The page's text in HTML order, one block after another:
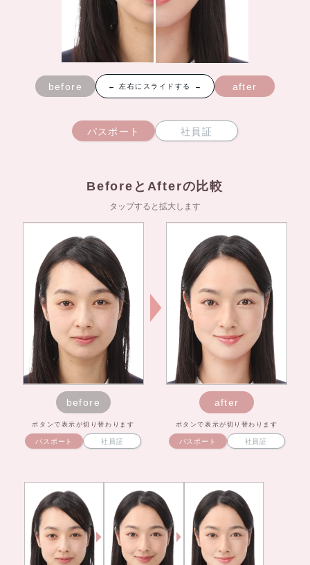
before ← 左右にスライドする → after
パスポート 社員証
BeforeとAfterの比較
before
ボタンで表示が切り替わります
パスポート 社員証
after
ボタンで表示が切り替わります
パスポート 社員証
タップすると拡大します